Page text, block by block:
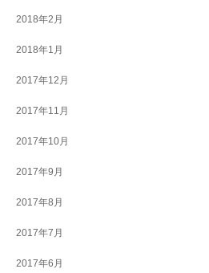
2018年2月
2018年1月
2017年12月
2017年11月
2017年10月
2017年9月
2017年8月
2017年7月
2017年6月